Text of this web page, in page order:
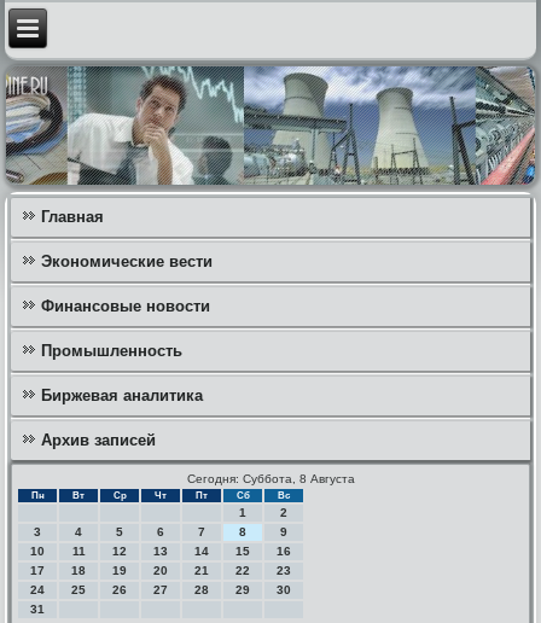
Главная
Экономические вести
Финансовые новости
Промышленность
Биржевая аналитика
Архив записей
Сегодня: Суббота, 8 Августа
Пн Вт Ср Чт Пт Сб Вс
1
2
3
4 5 6 7 8
9
10
11 12 13 14 15
16
17
18 19 20 21 22
23
24
25 26 27 28 29
30
31